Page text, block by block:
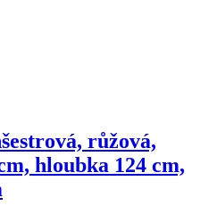
růžová,
hloubka 124 cm,